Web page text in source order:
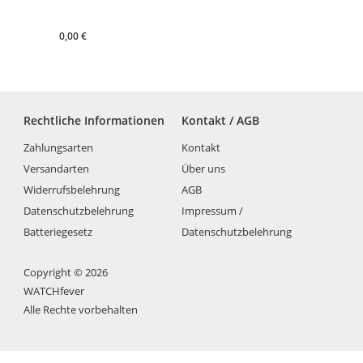
0,00€
Rechtliche Informationen
Zahlungsarten
Versandarten
Widerrufsbelehrung
Datenschutzbelehrung
Batteriegesetz
Kontakt / AGB
Kontakt
Über uns
AGB
Impressum /
Datenschutzbelehrung
Copyright © 2026
WATCHfever
Alle Rechte vorbehalten